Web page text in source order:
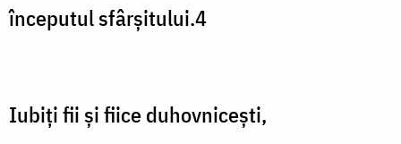
începutul sfârșitului.4
Iubiți fii și fiice duhovnicești,